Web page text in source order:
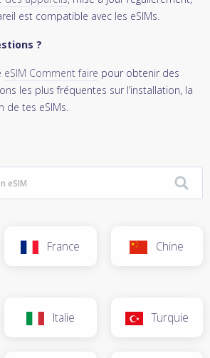
est compatible avec les eSIMs.
?
eSIM Comment faire pour obtenir des
les plus fréquentes sur l’installation, la
de tes eSIMs.
France Chine
Italie Turquie